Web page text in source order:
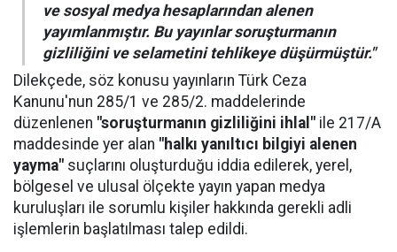
ve sosyal medya hesaplarından alenen
yayımlanmıştır. Bu yayınlar soruşturmanın
gizliliğini ve selametini tehlikeye düşürmüştür."
Dilekçede, söz konusu yayınların Türk Ceza
Kanunu'nun 285/1 ve 285/2. maddelerinde
düzenlenen "soruşturmanın gizliliğini ihlal" ile 217/A
maddesinde yer alan "halkı yanıltıcı bilgiyi alenen
yayma" suçlarını oluşturduğu iddia edilerek, yerel,
bölgesel ve ulusal ölçekte yayın yapan medya
kuruluşları ile sorumlu kişiler hakkında gerekli adli
işlemlerin başlatılması talep edildi.